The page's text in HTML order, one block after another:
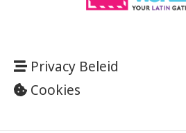
Privacy Beleid
Cookies